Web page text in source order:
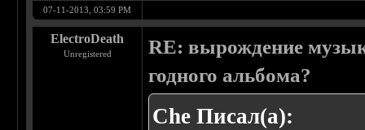
07-11-2013, 03:59 PM
ElectroDeath
Unregistered
RE: вырождение
годного альбома?
Che Писал(а):